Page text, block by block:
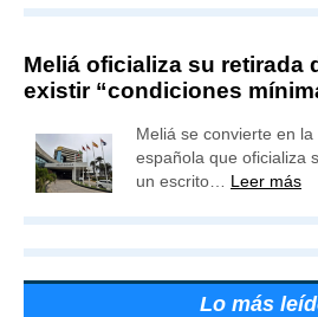
Meliá oficializa su retirada
existir “condiciones
Meliá se convierte en
española que oficializa
un escrito… Leer más
Lo más